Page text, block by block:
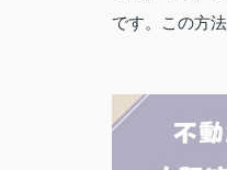
です。この方